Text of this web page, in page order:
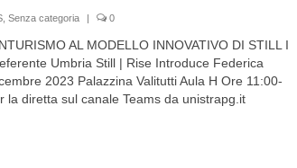
, Senza categoria | 0
AL MODELLO INNOVATIVO DI STILL I
Umbria Still | Rise Introduce Federica
2023 Palazzina Valitutti Aula H Ore 11:00-
la diretta sul canale Teams da unistrapg.it